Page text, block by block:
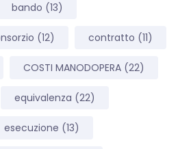
bando (13)
(12) contratto (11)
COSTI MANODOPERA (22)
equivalenza (22)
esecuzione (13)